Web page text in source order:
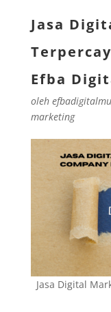
Jasa
Efba
oleh
marketing
Jasa Digital